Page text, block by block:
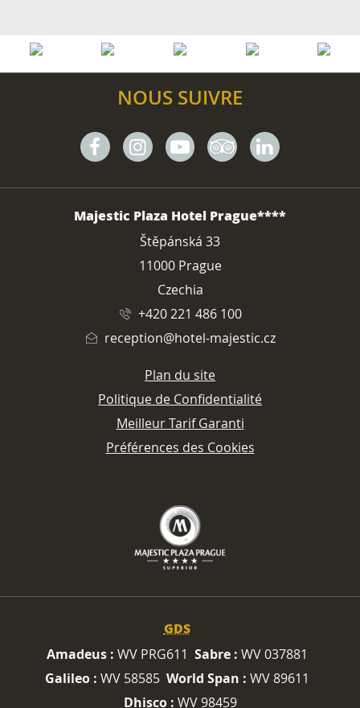
ADRESSEMajestic Plaza Hotel Prague****
Štěpánská 33
11000 Prague
Czechia
+420 221 486 100
reception@hotel-majestic.cz
Plan du site
Politique de Confidentialité
Meilleur Tarif Garanti
Préférences des Cookies
NOUS SUIVRE
FacebookInstagram
YoutubeTripadvisor
Linkedin
GDS
Amadeus : WV PRG611 Sabre : WV 037881
Galileo : WV 58585 World Span : WV 89611
Dhisco : WV 98459